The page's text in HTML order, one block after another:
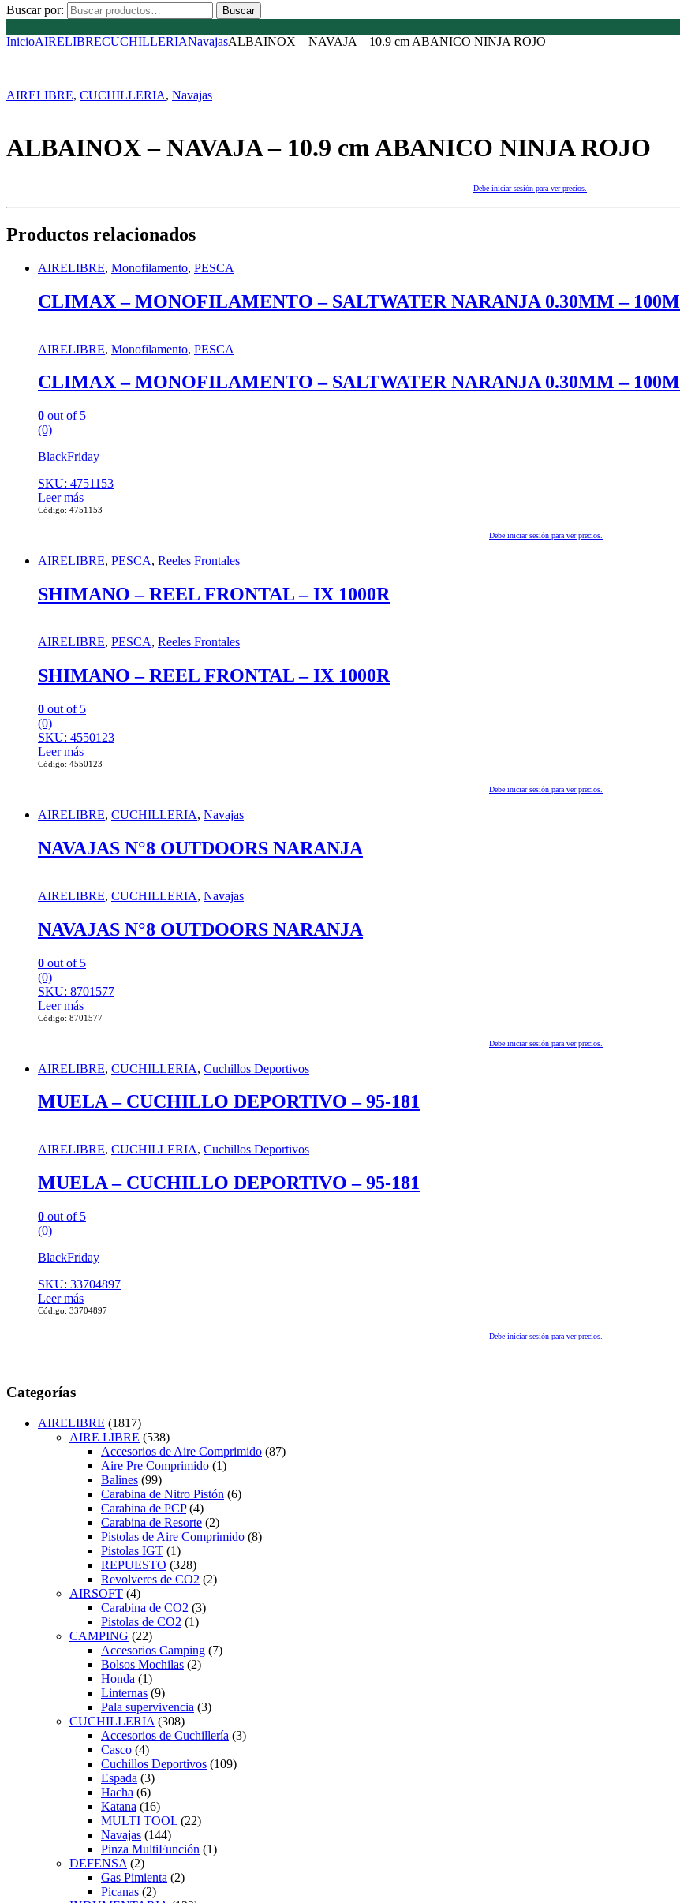
Buscar por: Buscar
InicioAIRELIBRECUCHILLERIANavajasALBAINOX – NAVAJA – 10.9 cm ABANICO NINJA ROJO
AIRELIBRE, CUCHILLERIA, Navajas
ALBAINOX – NAVAJA – 10.9 cm ABANICO NINJA ROJO
Debe iniciar sesión para ver precios.
Productos relacionados
AIRELIBRE, Monofilamento, PESCA
CLIMAX – MONOFILAMENTO – SALTWATER NARANJA 0.30MM – 100M
AIRELIBRE, Monofilamento, PESCA
CLIMAX – MONOFILAMENTO – SALTWATER NARANJA 0.30MM – 100M
0 out of 5
(0)
BlackFriday
SKU: 4751153
Leer más
Código: 4751153
Debe iniciar sesión para ver precios.
AIRELIBRE, PESCA, Reeles Frontales
SHIMANO – REEL FRONTAL – IX 1000R
AIRELIBRE, PESCA, Reeles Frontales
SHIMANO – REEL FRONTAL – IX 1000R
0 out of 5
(0)
SKU: 4550123
Leer más
Código: 4550123
Debe iniciar sesión para ver precios.
AIRELIBRE, CUCHILLERIA, Navajas
NAVAJAS N°8 OUTDOORS NARANJA
AIRELIBRE, CUCHILLERIA, Navajas
NAVAJAS N°8 OUTDOORS NARANJA
0 out of 5
(0)
SKU: 8701577
Leer más
Código: 8701577
Debe iniciar sesión para ver precios.
AIRELIBRE, CUCHILLERIA, Cuchillos Deportivos
MUELA – CUCHILLO DEPORTIVO – 95-181
AIRELIBRE, CUCHILLERIA, Cuchillos Deportivos
MUELA – CUCHILLO DEPORTIVO – 95-181
0 out of 5
(0)
BlackFriday
SKU: 33704897
Leer más
Código: 33704897
Debe iniciar sesión para ver precios.
Categorías
AIRELIBRE (1817)
AIRE LIBRE (538)
Accesorios de Aire Comprimido (87)
Aire Pre Comprimido (1)
Balines (99)
Carabina de Nitro Pistón (6)
Carabina de PCP (4)
Carabina de Resorte (2)
Pistolas de Aire Comprimido (8)
Pistolas IGT (1)
REPUESTO (328)
Revolveres de CO2 (2)
AIRSOFT (4)
Carabina de CO2 (3)
Pistolas de CO2 (1)
CAMPING (22)
Accesorios Camping (7)
Bolsos Mochilas (2)
Honda (1)
Linternas (9)
Pala supervivencia (3)
CUCHILLERIA (308)
Accesorios de Cuchillería (3)
Casco (4)
Cuchillos Deportivos (109)
Espada (3)
Hacha (6)
Katana (16)
MULTI TOOL (22)
Navajas (144)
Pinza MultiFunción (1)
DEFENSA (2)
Gas Pimienta (2)
Picanas (2)